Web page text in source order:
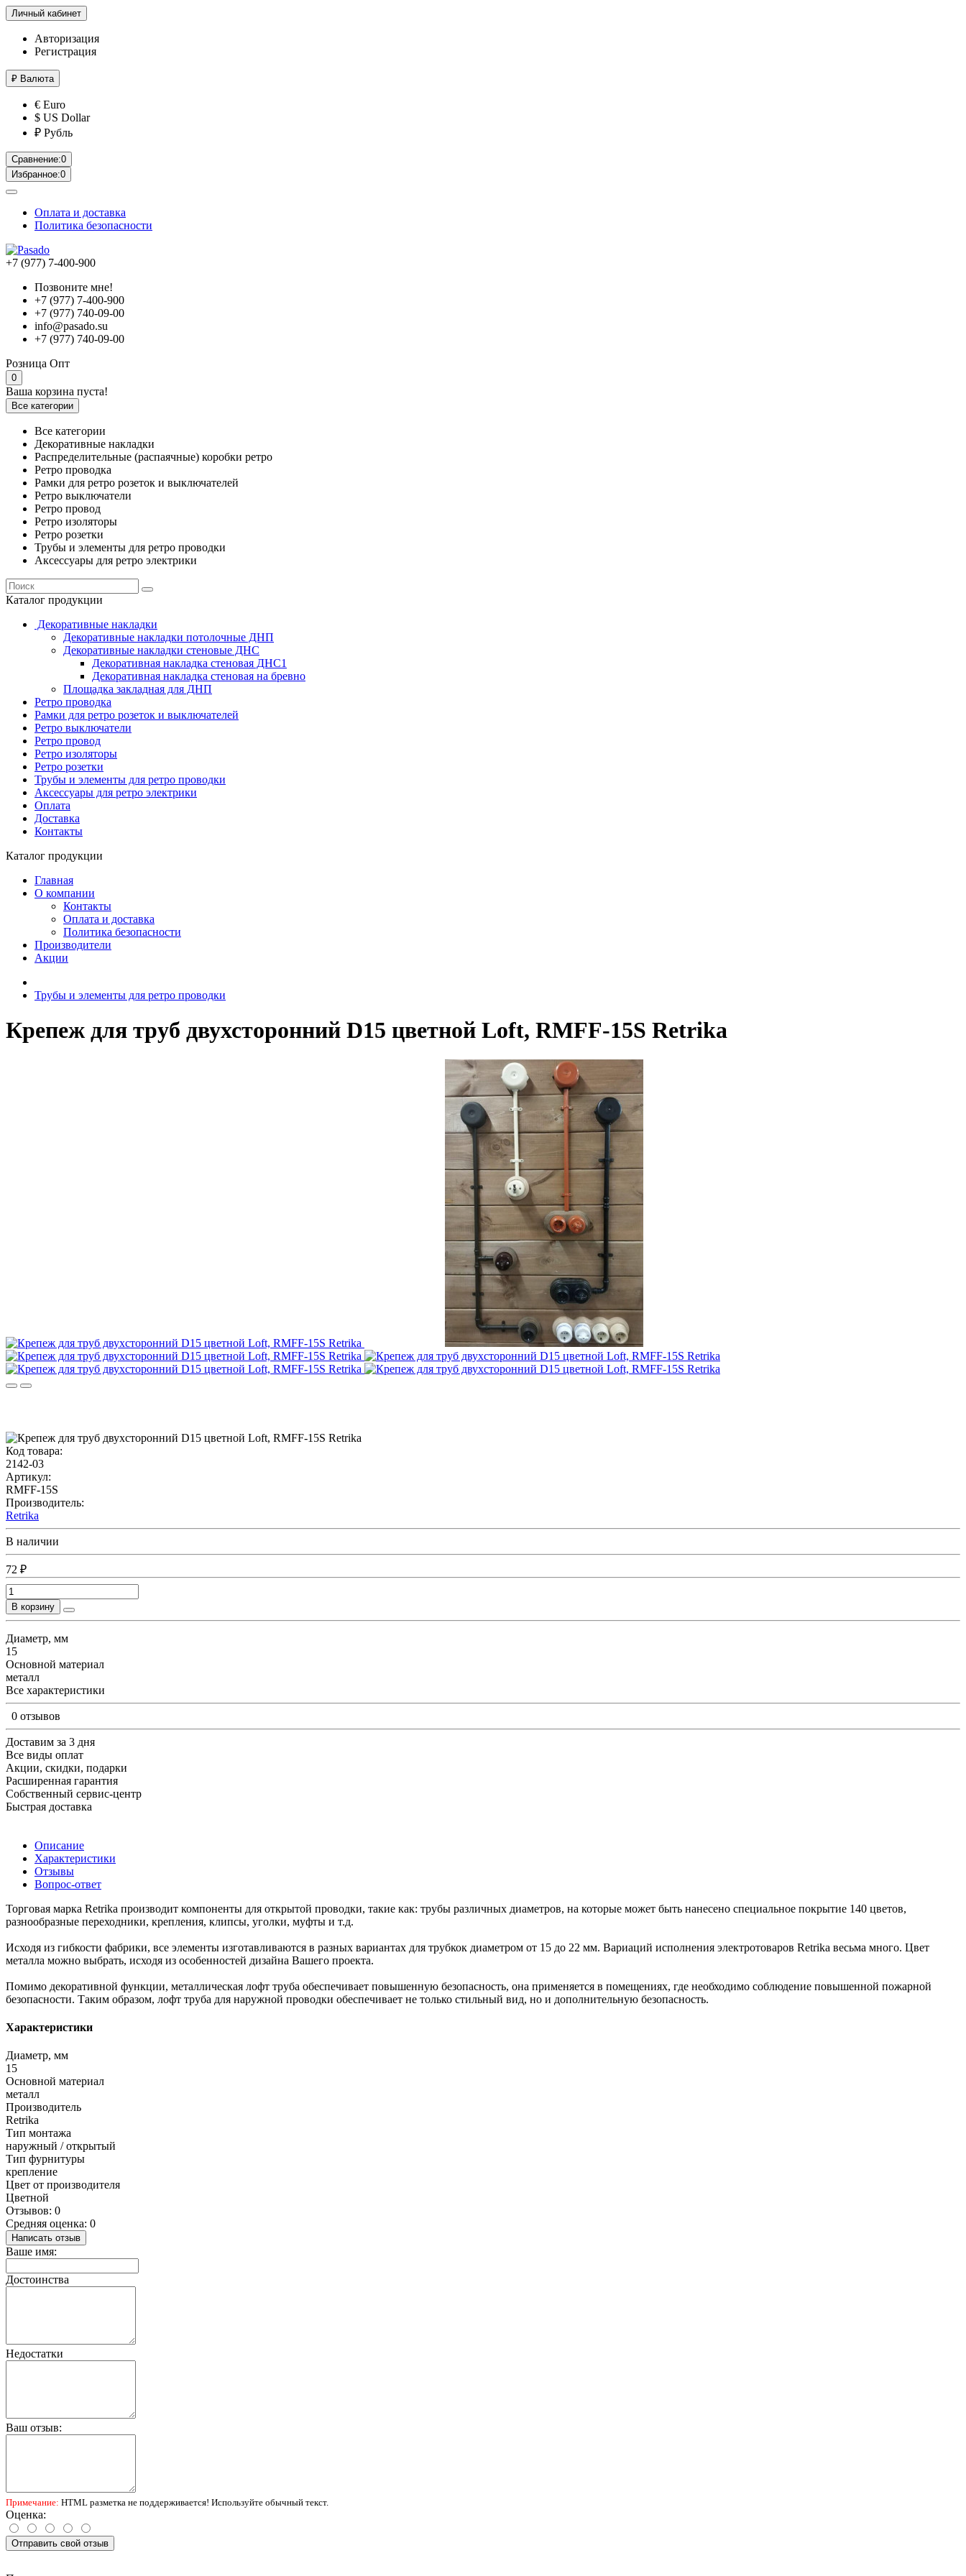
Личный кабинет
Авторизация
Регистрация
₽ Валюта
€ Euro
$ US Dollar
₽ Рубль
Сравнение:0
Избранное:0
Оплата и доставка
Политика безопасности
+7 (977) 7-400-900
Позвоните мне!
+7 (977) 7-400-900
+7 (977) 740-09-00
info@pasado.su
+7 (977) 740-09-00
Розница Опт
0
Ваша корзина пуста!
Все категории
Все категории
Декоративные накладки
Распределительные (распаячные) коробки ретро
Ретро проводка
Рамки для ретро розеток и выключателей
Ретро выключатели
Ретро провод
Ретро изоляторы
Ретро розетки
Трубы и элементы для ретро проводки
Аксессуары для ретро электрики
Каталог продукции
Декоративные накладки
Декоративные накладки потолочные ДНП
Декоративные накладки стеновые ДНС
Декоративная накладка стеновая ДНС1
Декоративная накладка стеновая на бревно
Площадка закладная для ДНП
Ретро проводка
Рамки для ретро розеток и выключателей
Ретро выключатели
Ретро провод
Ретро изоляторы
Ретро розетки
Трубы и элементы для ретро проводки
Аксессуары для ретро электрики
Оплата
Доставка
Контакты
Каталог продукции
Главная
О компании
Контакты
Оплата и доставка
Политика безопасности
Производители
Акции
Трубы и элементы для ретро проводки
Крепеж для труб двухсторонний D15 цветной Loft, RMFF-15S Retrika
Код товара:
2142-03
Артикул:
RMFF-15S
Производитель:
Retrika
В наличии
72 ₽
В корзину
Диаметр, мм
15
Основной материал
металл
Все характеристики
0 отзывов
Доставим за 3 дня
Все виды оплат
Акции, скидки, подарки
Расширенная гарантия
Собственный сервис-центр
Быстрая доставка
Описание
Характеристики
Отзывы
Вопрос-ответ
Торговая марка Retrika производит компоненты для открытой проводки, такие как: трубы различных диаметров, на которые может быть нанесено специальное покрытие 140 цветов,
разнообразные переходники, крепления, клипсы, уголки, муфты и т.д.
Исходя из гибкости фабрики, все элементы изготавливаются в разных вариантах для трубкок диаметром от 15 до 22 мм. Вариаций исполнения электротоваров Retrika весьма много. Цвет
металла можно выбрать, исходя из особенностей дизайна Вашего проекта.
Помимо декоративной функции, металлическая лофт труба обеспечивает повышенную безопасность, она применяется в помещениях, где необходимо соблюдение повышенной пожарной
безопасности. Таким образом, лофт труба для наружной проводки обеспечивает не только стильный вид, но и дополнительную безопасность.
Характеристики
Диаметр, мм
15
Основной материал
металл
Производитель
Retrika
Тип монтажа
наружный / открытый
Тип фурнитуры
крепление
Цвет от производителя
Цветной
Отзывов: 0
Средняя оценка: 0
Написать отзыв
Ваше имя:
Достоинства
Недостатки
Ваш отзыв:
Примечание: HTML разметка не поддерживается! Используйте обычный текст.
Оценка:
Отправить свой отзыв